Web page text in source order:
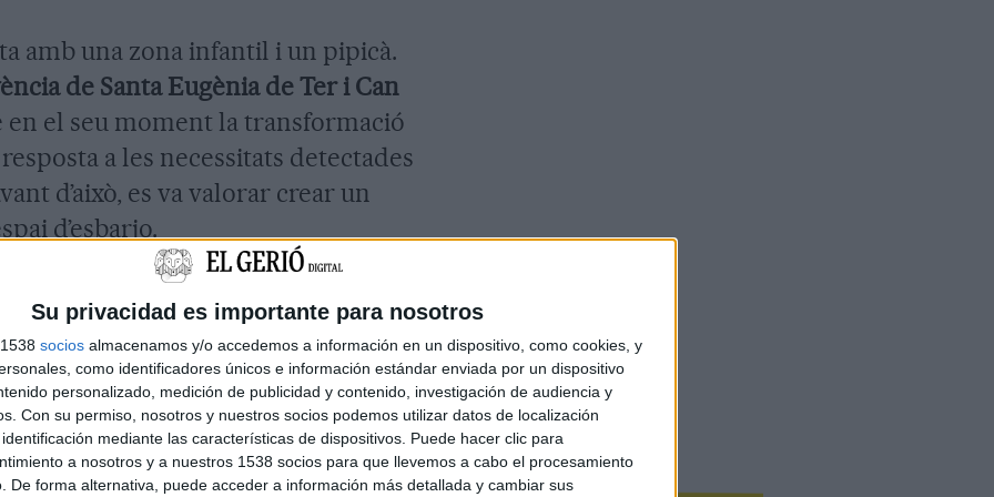
Su privacidad es importante para nosotros
socios almacenamos y/o accedemos a información en un dispositivo, como cookies, y
como identificadores únicos e información estándar enviada por un dispositivo
personalizado, medición de publicidad y contenido, investigación de audiencia y
Con su permiso, nosotros y nuestros socios podemos utilizar datos de localización
mediante las características de dispositivos. Puede hacer clic para
a nosotros y a nuestros 1538 socios para que llevemos a cabo el procesamiento
De forma alternativa, puede acceder a información más detallada y cambiar sus
amb una zona infantil i un pipicà.
de Santa Eugènia de Ter i Can
en el seu moment la transformació
a les necessitats detectades
d’això, es va valorar crear un
d’esbarjo.
entre diferents entitats, serveis,
practicants de l’esport i
realitzar un estudi previ de les
ha d’incorporar aquest parc de
pràctica d'skateboardingi
petites compatins de líniao